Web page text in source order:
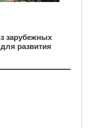
зарубежных
развития